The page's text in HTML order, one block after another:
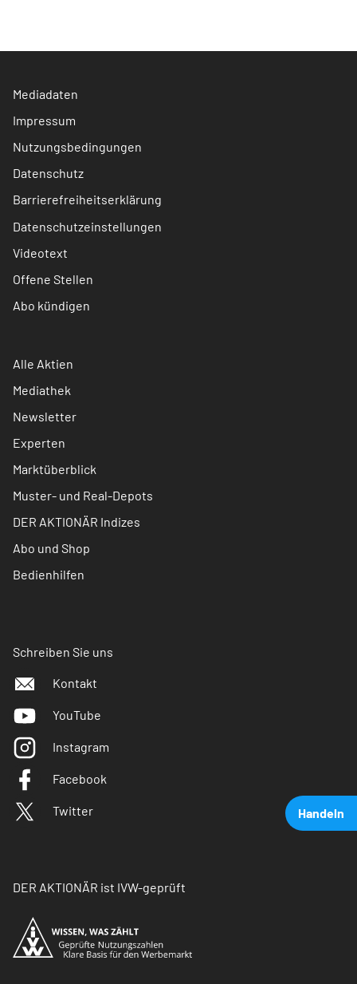
Handeln
Mediadaten
Impressum
Nutzungsbedingungen
Datenschutz
Barrierefreiheitserklärung
Datenschutzeinstellungen
Videotext
Offene Stellen
Abo kündigen
Alle Aktien
Mediathek
Newsletter
Experten
Marktüberblick
Muster- und Real-Depots
DER AKTIONÄR Indizes
Abo und Shop
Bedienhilfen
Schreiben Sie uns
Kontakt
YouTube
Instagram
Facebook
Twitter
DER AKTIONÄR ist IVW-geprüft